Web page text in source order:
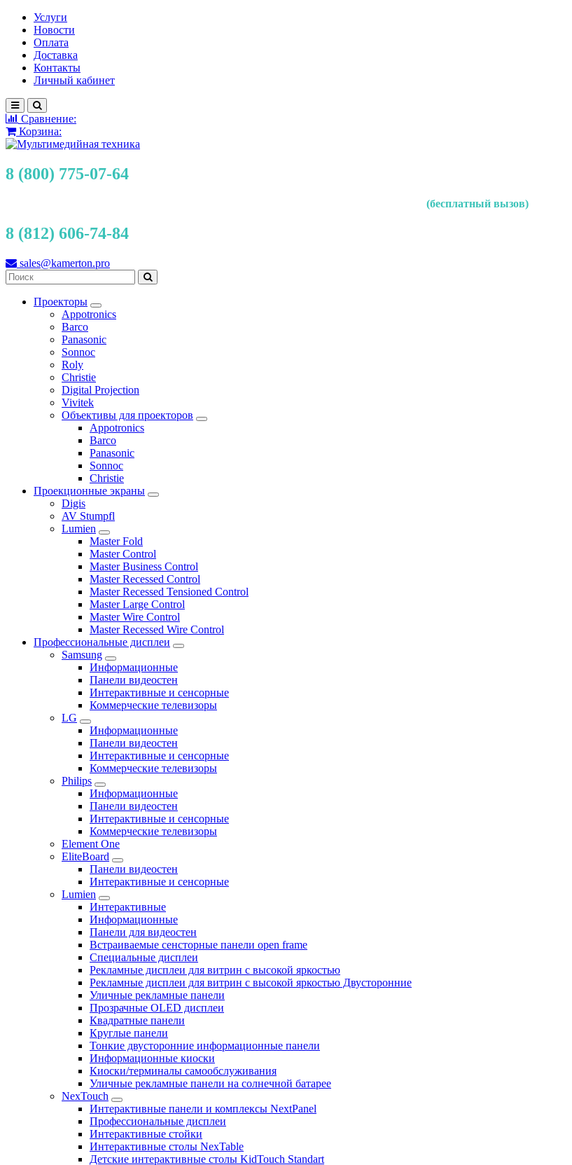
Услуги
Новости
Оплата
Доставка
Контакты
Личный кабинет
Сравнение:
Корзина:
8 (800) 775-07-64
(бесплатный вызов)
8 (812) 606-74-84
sales@kamerton.pro
Проекторы
Appotronics
Barco
Panasonic
Sonnoc
Roly
Christie
Digital Projection
Vivitek
Объективы для проекторов
Appotronics
Barco
Panasonic
Sonnoc
Сhristie
Проекционные экраны
Digis
AV Stumpfl
Lumien
Master Fold
Master Control
Master Business Control
Master Recessed Control
Master Recessed Tensioned Control
Master Large Control
Master Wire Control
Master Recessed Wire Control
Профессиональные дисплеи
Samsung
Информационные
Панели видеостен
Интерактивные и сенсорные
Коммерческие телевизоры
LG
Информационные
Панели видеостен
Интерактивные и сенсорные
Коммерческие телевизоры
Philips
Информационные
Панели видеостен
Интерактивные и сенсорные
Коммерческие телевизоры
Element One
EliteBoard
Панели видеостен
Интерактивные и сенсорные
Lumien
Интерактивные
Информационные
Панели для видеостен
Встраиваемые сенсторные панели open frame
Специальные дисплеи
Рекламные дисплеи для витрин с высокой яркостью
Рекламные дисплеи для витрин с высокой яркостью Двусторонние
Уличные рекламные панели
Прозрачные OLED дисплеи
Квадратные панели
Круглые панели
Тонкие двусторонние информационные панели
Информационные киоски
Киоски/терминалы самообслуживания
Уличные рекламные панели на солнечной батарее
NexTouch
Интерактивные панели и комплексы NextPanel
Профессиональные дисплеи
Интерактивные стойки
Интерактивные столы NexTable
Детские интерактивные столы KidTouch Standart